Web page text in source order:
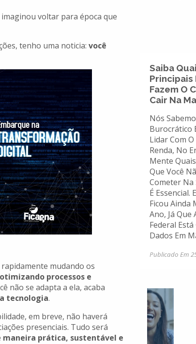
imaginou voltar para época que
tenho uma noticia: você
mudando os
processos e
não se adapta a ela, acaba
tecnologia.
em breve, não haverá
presenciais. Tudo será
maneira prática, sustentável e
Saiba
Principais
Fazem O
Cair Na
Nós
Burocrático
Lidar Com
Renda, No
Mente
Que Você
Cometer Na
É Essencial.
Ficou Ainda
Ano, Já Que
Federal
Dados Em
Publicado Em